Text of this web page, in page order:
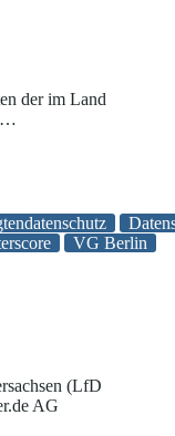
der im Land
VG Berlin
(LfD
AG